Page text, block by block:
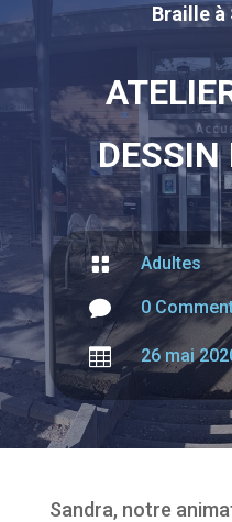
Braille
DESSIN
 Adultes
 0
 26 mai
Sandra, notre